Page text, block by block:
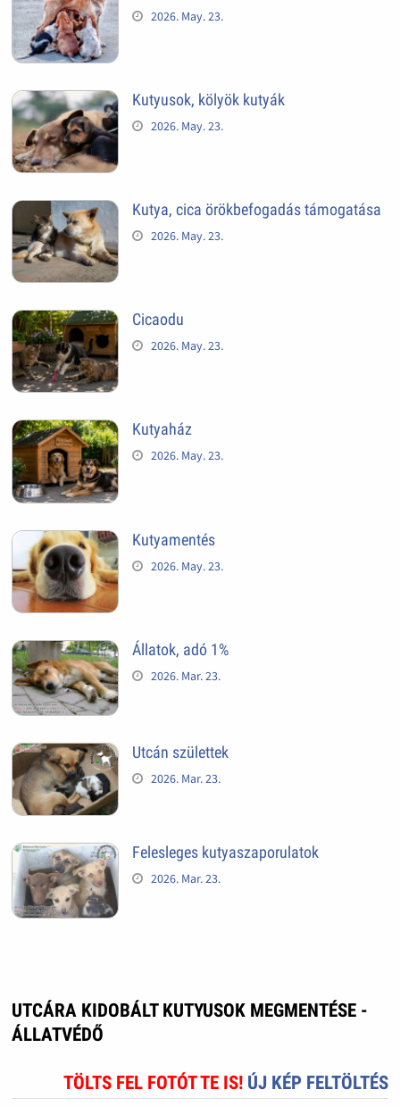
2026. May. 23.
Kutyusok, kölyök kutyák
2026. May. 23.
Kutya, cica örökbefogadás támogatása
2026. May. 23.
Cicaodu
2026. May. 23.
Kutyaház
2026. May. 23.
Kutyamentés
2026. May. 23.
Állatok, adó 1%
2026. Mar. 23.
Utcán születtek
2026. Mar. 23.
Felesleges kutyaszaporulatok
2026. Mar. 23.
UTCÁRA KIDOBÁLT KUTYUSOK MEGMENTÉSE -
ÁLLATVÉDŐ
TÖLTS FEL FOTÓT TE IS! ÚJ KÉP FELTÖLTÉS